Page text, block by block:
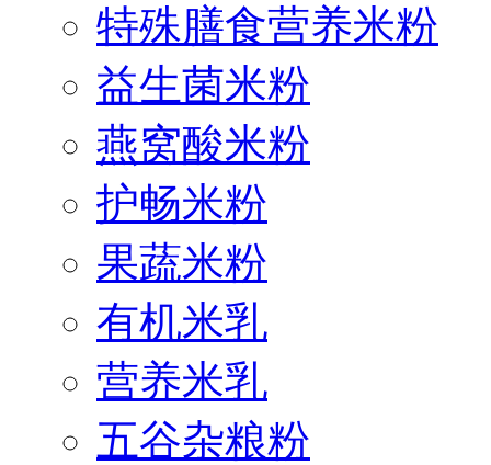
特殊膳食营养米粉
益生菌米粉
燕窝酸米粉
护畅米粉
果蔬米粉
有机米乳
营养米乳
五谷杂粮粉